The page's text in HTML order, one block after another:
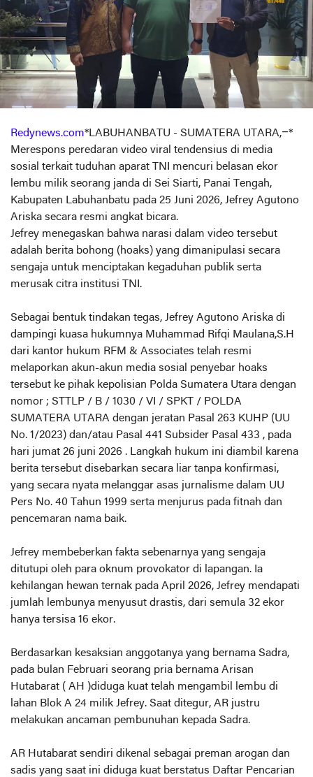
Redynews.com*LABUHANBATU - SUMATERA UTARA,–*
Merespons peredaran video viral tendensius di media
sosial terkait tuduhan aparat TNI mencuri belasan ekor
lembu milik seorang janda di Sei Siarti, Panai Tengah,
Kabupaten Labuhanbatu pada 25 Juni 2026, Jefrey Agutono
Ariska secara resmi angkat bicara.
Jefrey menegaskan bahwa narasi dalam video tersebut
adalah berita bohong (hoaks) yang dimanipulasi secara
sengaja untuk menciptakan kegaduhan publik serta
merusak citra institusi TNI.
Sebagai bentuk tindakan tegas, Jefrey Agutono Ariska di
dampingi kuasa hukumnya Muhammad Rifqi Maulana,S.H
dari kantor hukum RFM & Associates telah resmi
melaporkan akun-akun media sosial penyebar hoaks
tersebut ke pihak kepolisian Polda Sumatera Utara dengan
nomor ; STTLP / B / 1030 / VI / SPKT / POLDA
SUMATERA UTARA dengan jeratan Pasal 263 KUHP (UU
No. 1/2023) dan/atau Pasal 441 Subsider Pasal 433 , pada
hari jumat 26 juni 2026 . Langkah hukum ini diambil karena
berita tersebut disebarkan secara liar tanpa konfirmasi,
yang secara nyata melanggar asas jurnalisme dalam UU
Pers No. 40 Tahun 1999 serta menjurus pada fitnah dan
pencemaran nama baik.
Jefrey membeberkan fakta sebenarnya yang sengaja
ditutupi oleh para oknum provokator di lapangan. Ia
kehilangan hewan ternak pada April 2026, Jefrey mendapati
jumlah lembunya menyusut drastis, dari semula 32 ekor
hanya tersisa 16 ekor.
Berdasarkan kesaksian anggotanya yang bernama Sadra,
pada bulan Februari seorang pria bernama Arisan
Hutabarat ( AH )diduga kuat telah mengambil lembu di
lahan Blok A 24 milik Jefrey. Saat ditegur, AR justru
melakukan ancaman pembunuhan kepada Sadra.
AR Hutabarat sendiri dikenal sebagai preman arogan dan
sadis yang saat ini diduga kuat berstatus Daftar Pencarian